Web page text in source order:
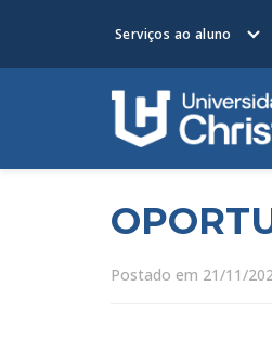
Serviços ao aluno
Postado em 21/11/